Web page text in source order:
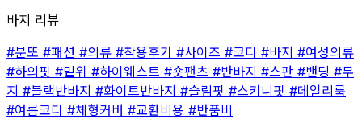
바지 리뷰
#분또 #패션 #의류 #착용후기 #사이즈 #코디 #바지 #여성의류
#하의핏 #밑위 #하이웨스트 #숏팬츠 #반바지 #스판 #밴딩 #무
지 #블랙반바지 #화이트반바지 #슬림핏 #스키니핏 #데일리룩
#여름코디 #체형커버 #교환비용 #반품비